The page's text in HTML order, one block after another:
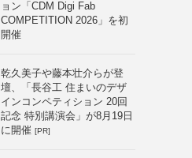
ョン「CDM Digi Fab
COMPETITION 2026」を初
開催
乾久美子や藤本壮介らが登
壇、「長谷工 住まいのデザ
インコンペティション 20回
記念 特別講演会」が8月19日
に開催 [PR]